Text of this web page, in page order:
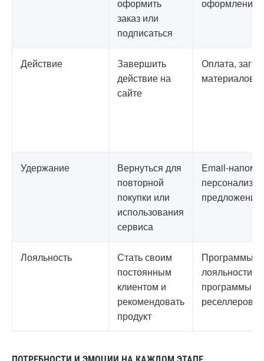
оформить
заказ или
подписаться
оформление
Действие
Завершить
действие на
сайте
Оплата,
материалов,
Удержание
Вернуться для
повторной
покупки или
использования
сервиса
Email-
предложения
Лояльность
Стать своим
постоянным
клиентом и
рекомендовать
продукт
Программы
лояльности,
программы
реселлеров,